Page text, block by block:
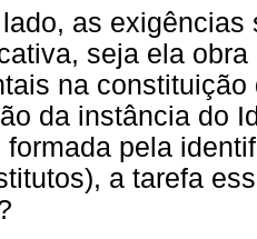
as
seja ela
na
da instância do
formada pela
a tarefa